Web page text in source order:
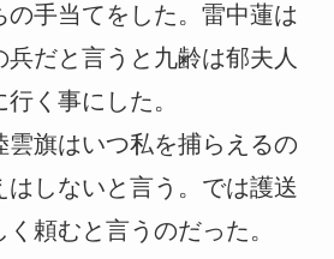
の手当てをした。雷中蓮は
兵だと言うと九齢は郁夫人
く事にした。
雲旗はいつ私を捕らえるの
はしないと言う。では護送
頼むと言うのだった。